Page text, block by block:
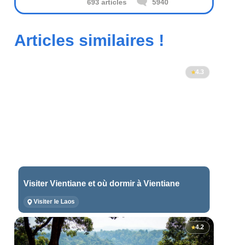
693 articles 5940
Articles similaires !
4.3
Visiter Vientiane et où dormir à Vientiane
Visiter le Laos
4.2